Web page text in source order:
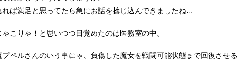
れば満足と思ってたら急にお話を捻じ込んできましたね…
こりゃ！と思いつつ目覚めたのは医務室の中。
ペルさんのいう事にゃ、負傷した魔女を戦闘可能状態まで回復させる